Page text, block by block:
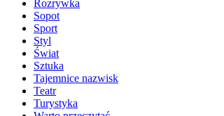
Rozrywka
Sopot
Sport
Styl
Świat
Sztuka
Tajemnice nazwisk
Teatr
Turystyka